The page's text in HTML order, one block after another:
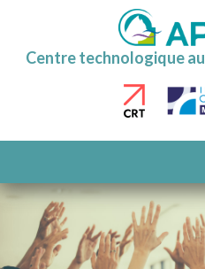
Centre technologique
AU
CONTENU